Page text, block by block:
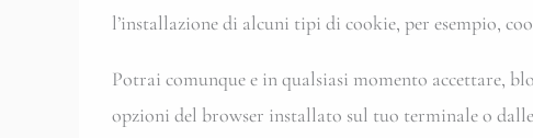
l’installazione di alcuni tipi di cookie, per esempio,
Potrai comunque e in qualsiasi momento accettare,
opzioni del browser installato sul tuo terminale o